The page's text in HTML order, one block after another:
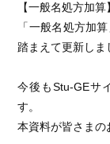
【一般名処方加算
「一般名処方加
踏まえて更新しま
今後もStu-GEサ
す。
本資料が皆さまの